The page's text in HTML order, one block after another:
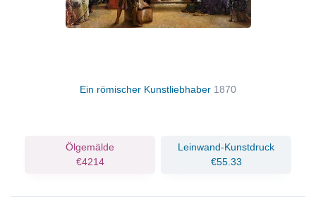
Ein römischer Kunstliebhaber 1870
Ölgemälde
€4214
Leinwand-Kunstdruck
€55.33